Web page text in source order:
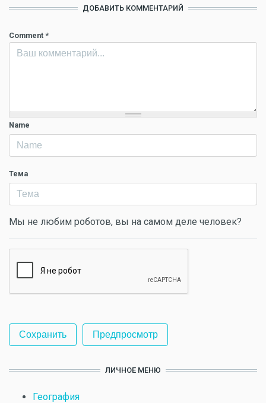
ДОБАВИТЬ КОММЕНТАРИЙ
Comment *
Name
Тема
Мы не любим роботов, вы на самом деле человек?
ЛИЧНОЕ МЕНЮ
География